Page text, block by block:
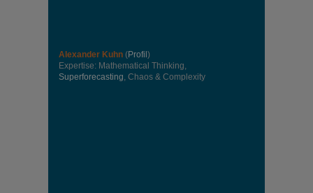
Alexander Kuhn (Profil )
Expertise: Mathematical Thinking,
Superforecasting, Chaos & Complexity